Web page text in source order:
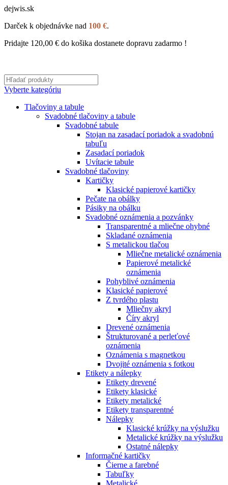
dejwis.sk
Darček k objednávke nad 100 €.
Pridajte 120,00 € do košika dostanete dopravu zadarmo !
Vyberte kategóriu
Tlačoviny a tabule
Svadobné tlačoviny a tabule
Svadobné tabule
Stojan na zasadací poriadok a svadobnú
tabuľu
Zasadací poriadok
Uvítacie tabule
Svadobné tlačoviny
Kartičky
Klasické papierové kartičky
Pečate na obálky
Pásiky na obálku
Svadobné oznámenia a pozvánky
Transparentné a mliečne ohybné
Skladané oznámenia
S metalickou tlačou
Mliečne metalické oznámenia
Papierové metalické
oznámenia
Pohyblivé oznámenia
Klasické papierové
Z tvrdého plastu
Mliečny akryl
Číry akryl
Drevené oznámenia
Štrukturované a perleťové
oznámenia
Oznámenia s magnetkou
Dvojité oznámenia s fotkou
Etikety a nálepky
Etikety drevené
Etikety klasické
Etikety metalické
Etikety transparentné
Nálepky
Klasické krúžky na výslužku
Metalické krúžky na výslužku
Ostatné nálepky
Informačné kartičky
Čierne a farebné
Tabuľky
Metalické